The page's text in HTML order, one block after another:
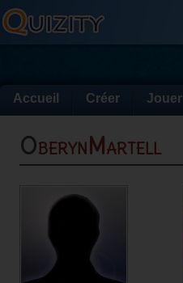
Accueil Créer Jouer
OberynMartell